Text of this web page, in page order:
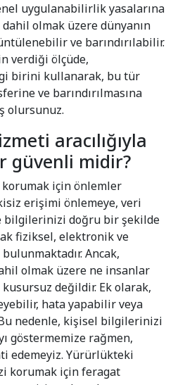
uygulanabilirlik yasalarına
olmak üzere dünyanın
ve barındırılabilir.
verdiği ölçüde,
birini kullanarak, bu tür
ve barındırılmasına
olursunuz.
aracılığıyla
güvenli midir?
için önlemler
erişimi önlemeye, veri
bilgilerinizi doğru bir şekilde
fiziksel, elektronik ve
Ancak,
olmak üzere ne insanlar
değildir. Ek olarak,
hata yapabilir veya
nedenle, kişisel bilgilerinizi
göstermemize rağmen,
edemeyiz. Yürürlükteki
korumak için feragat